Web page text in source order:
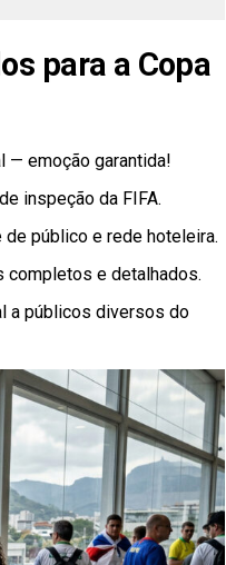
para a Copa
— emoção garantida!
inspeção da FIFA.
de público e rede hoteleira.
completos e detalhados.
a públicos diversos do